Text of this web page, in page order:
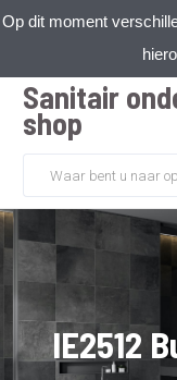
Op dit moment
Sanitair
shop
IE2512